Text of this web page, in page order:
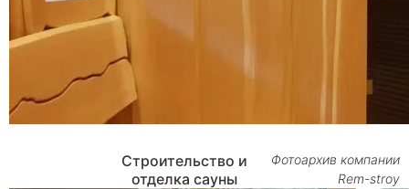
Строительство и
отделка сауны
Фотоархив компании
Rem-stroy